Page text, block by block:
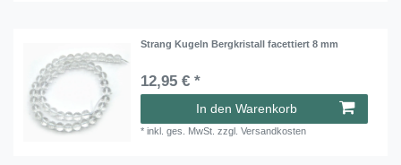
Strang Kugeln Bergkristall facettiert 8 mm
12,95 € *
In den Warenkorb
*inkl. ges. MwSt. zzgl.Versandkosten